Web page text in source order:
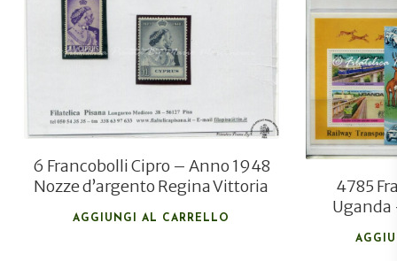
€45,00
25,00
6 Francobolli Cipro – Anno 1948
Nozze d’argento Regina Vittoria
AGGIUNGI AL CARRELLO
4785